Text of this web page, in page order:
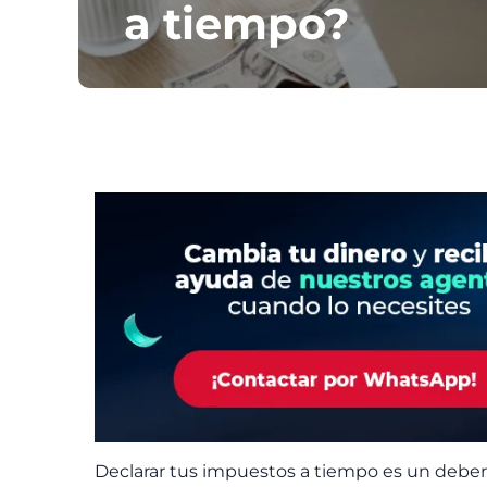
a tiempo?
Declarar tus impuestos a tiempo es un